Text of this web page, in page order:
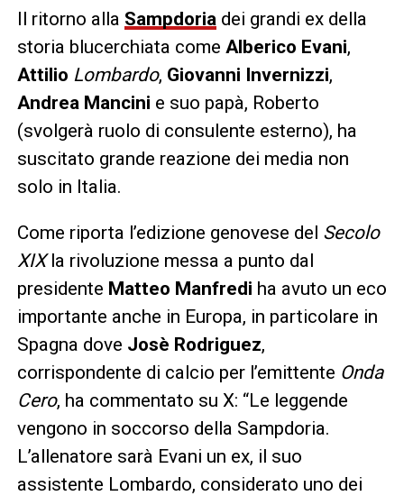
Il ritorno alla Sampdoriadei grandi ex della
storia blucerchiata come Alberico Evani,
Attilio Lombardo, Giovanni Invernizzi,
Andrea Mancini e suo papà, Roberto
(svolgerà ruolo di consulente esterno), ha
suscitato grande reazione dei media non
solo in Italia.
Come riporta l’edizione genovese del Secolo
XIXla rivoluzione messa a punto dal
presidente Matteo Manfredi ha avuto un eco
importante anche in Europa, in particolare in
Spagna dove Josè Rodriguez,
corrispondente di calcio per l’emittente Onda
Cero, ha commentato su X: “Le leggende
vengono in soccorso della Sampdoria.
L’allenatore sarà Evani un ex, il suo
assistente Lombardo, considerato uno dei